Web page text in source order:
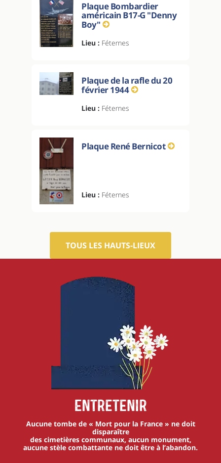
Plaque Bombardier
américain B17-G "Denny
Boy"
Lieu : Féternes
Plaque de la rafle du 20
février 1944
Lieu : Féternes
Plaque René Bernicot
Lieu : Féternes
TOUS LES HAUTS-LIEUX
Entretenir
Aucune tombe de « Mort pour la France » ne doit
disparaître
des cimetières communaux, aucun monument,
aucune stèle combattante ne doit être à l’abandon.